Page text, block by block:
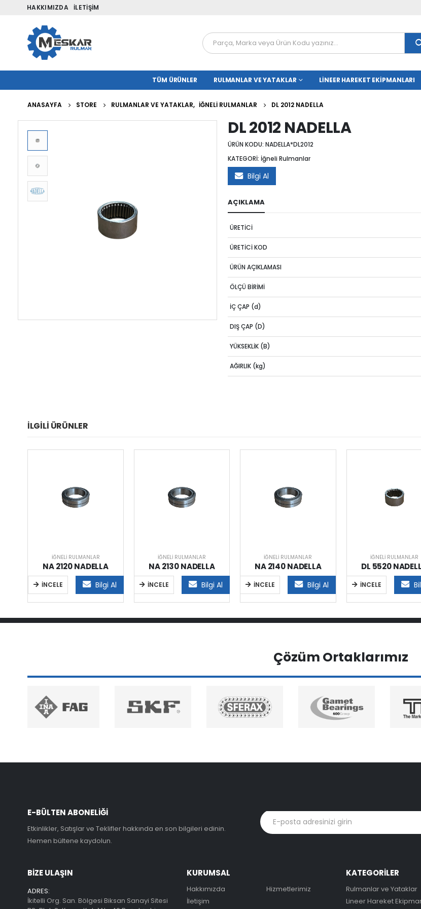
HAKKIMIZDA İLETIŞIM
TÜM ÜRÜNLER RULMANLAR VE YATAKLAR LINEER HAREKET EKIPMANLARI
ANASAYFA STORE RULMANLAR VE YATAKLAR, İĞNELI RULMANLAR DL 2012 NADELLA
DL 2012 NADELLA
ÜRÜN KODU:NADELLA*DL2012
KATEGORİ: İğneli Rulmanlar
Bilgi Al
AÇIKLAMA
ÜRETİCİ
ÜRETİCİ KOD
ÜRÜN AÇIKLAMASI
ÖLÇÜ BİRİMİ
İÇ ÇAP (d)
DIŞ ÇAP (D)
YÜKSEKLİK (B)
AĞIRLIK (kg)
İLGILI ÜRÜNLER
İĞNELI RULMANLAR
NA 2120 NADELLA
İNCELE Bilgi Al
İĞNELI RULMANLAR
NA 2130 NADELLA
İNCELE Bilgi Al
İĞNELI RULMANLAR
NA 2140 NADELLA
İNCELE Bilgi Al
İĞNELI RULMANLAR
DL 5520
İNCELE
Çözüm Ortaklarımız
E-BÜLTEN ABONELİĞİ
Etkinlikler, Satışlar ve Teklifler hakkında en son bilgileri edinin.
Hemen bültene kaydolun.
BİZE ULAŞIN
ADRES:
İkitelli Org. San. Bölgesi Biksan Sanayi Sitesi
KURUMSAL
Hakkımızda
İletişim
Hizmetlerimiz
KATEGORİLER
Rulmanlar ve Yataklar
Lineer Hareket